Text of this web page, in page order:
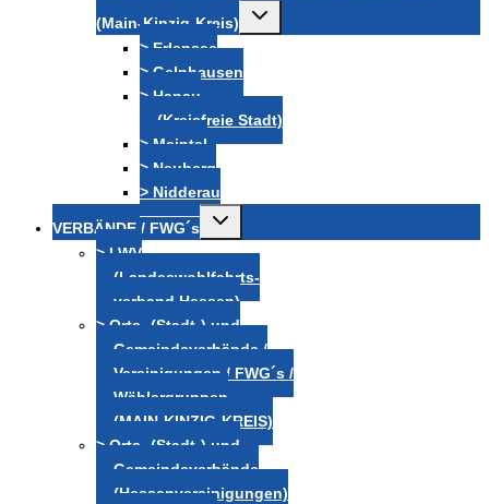
(Main-Kinzig-Kreis)
Untermenü
> Erlensee
> Gelnhausen
> Hanau
(Kreisfreie Stadt)
> Maintal
> Neuberg
> Nidderau
VERBÄNDE / FWG´s
Untermenü
> LWV
(Landeswohlfahrts-
verband Hessen)
> Orts- (Stadt-) und
Gemeindeverbände /
Vereinigungen / FWG´s /
Wählergruppen
(MAIN-KINZIG-KREIS)
> Orts- (Stadt-) und
Gemeindeverbände
(Hessenvereinigungen)